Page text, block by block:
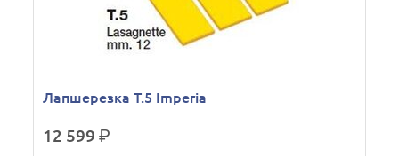
Лапшерезка Т.5 Imperia
12 599р.